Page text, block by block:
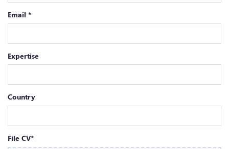
Email *
Expertise
Country
File CV*